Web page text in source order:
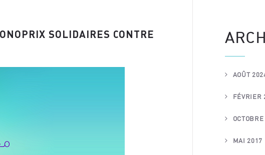
SOLIDAIRES CONTRE
AOÛT
FÉVRIER
MAI 2017